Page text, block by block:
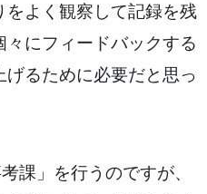
よく観察して記録を残
々にフィードバックする
るために必要だと思っ
課」を行うのですが、